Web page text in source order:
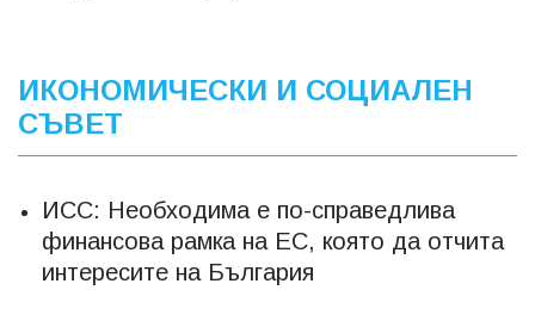
ИКОНОМИЧЕСКИ И СОЦИАЛЕН
СЪВЕТ
ИСС: Необходима е по-справедлива
финансова рамка на ЕС, която да отчита
интересите на България